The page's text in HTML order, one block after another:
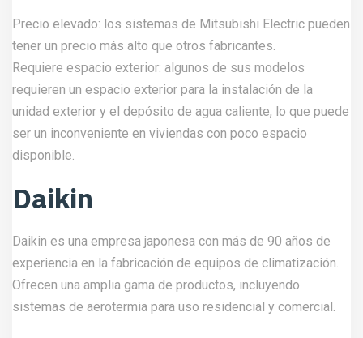
Precio elevado: los sistemas de Mitsubishi Electric pueden
tener un precio más alto que otros fabricantes.
Requiere espacio exterior: algunos de sus modelos
requieren un espacio exterior para la instalación de la
unidad exterior y el depósito de agua caliente, lo que puede
ser un inconveniente en viviendas con poco espacio
disponible.
Daikin
Daikin es una empresa japonesa con más de 90 años de
experiencia en la fabricación de equipos de climatización.
Ofrecen una amplia gama de productos, incluyendo
sistemas de aerotermia para uso residencial y comercial.